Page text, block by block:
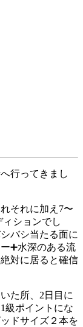
行ってきまし
それに加え7〜
ションでし
バシ当たる面に
➕水深のある流
対に居ると確信
た所、2日目に
級ポイントにな
ドサイズ２本を